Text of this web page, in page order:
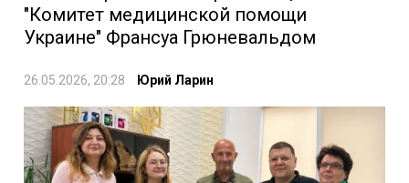
"Комитет медицинской помощи
Украине" Франсуа Грюневальдом
26.05.2026, 20:28 Юрий Ларин